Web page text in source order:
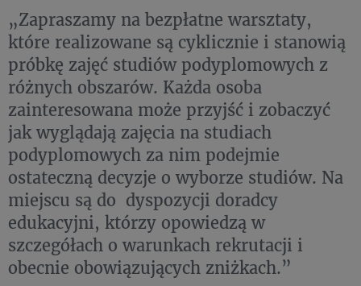
„Zapraszamy na bezpłatne warsztaty,
które realizowane są cyklicznie i stanowią
próbkę zajęć studiów podyplomowych z
różnych obszarów. Każda osoba
zainteresowana może przyjść i zobaczyć
jak wyglądają zajęcia na studiach
podyplomowych za nim podejmie
ostateczną decyzje o wyborze studiów. Na
miejscu są do dyspozycji doradcy
edukacyjni, którzy opowiedzą w
szczegółach o warunkach rekrutacji i
obecnie obowiązujących zniżkach.”